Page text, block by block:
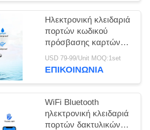
Ηλεκτρονική κλειδαριά
πορτών κωδικού
πρόσβασης καρτών
ασφάλειας MF1
αδιάβροχη
USD 79-99/Unit MOQ:1set
ΕΠΙΚΟΙΝΩΝΊΑ
WiFi Bluetooth
ηλεκτρονική κλειδαριά
πορτών δακτυλικών